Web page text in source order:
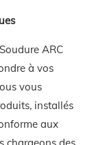
ARC
à vos
vous
installés
aux